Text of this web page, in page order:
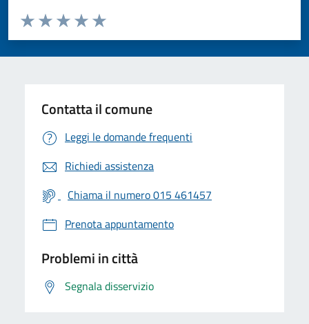
Valuta da 1 a 5 stelle la pagina
Valuta 5 stelle su 5
Valuta 4 stelle su 5
Valuta 3 stelle su 5
Valuta 2 stelle su 5
Valuta 1 stelle su 5
Contatta il comune
Leggi le domande frequenti
Richiedi assistenza
Chiama il numero 015 461457
Prenota appuntamento
Problemi in città
Segnala disservizio